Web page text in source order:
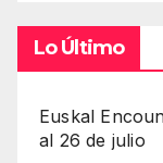
Lo Último
Euskal
al 26 de julio